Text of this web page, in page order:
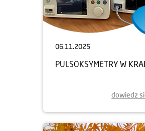
06.11.2025
PULSOKSYMETRY W
dowiedz